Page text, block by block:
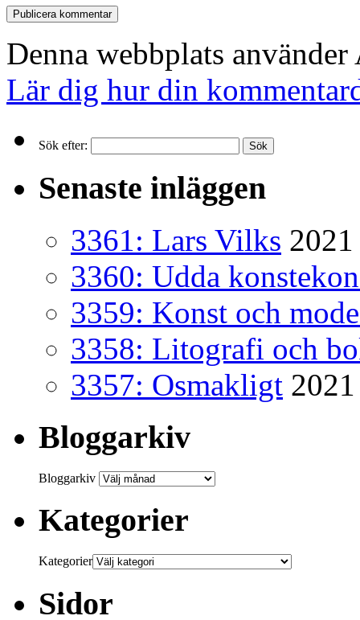
Denna webbplats
Lär dig hur din
Sök efter:
Senaste inläggen
3361: Lars Vilks
3360: Udda
3359: Konst och
3358: Litografi och
3357: Osmakligt
Bloggarkiv
Bloggarkiv
Kategorier
Kategorier
Sidor